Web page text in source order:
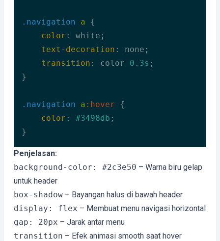
.navigation a {
color : white;
text-decoration : none;
transition : color 0.3s ;
}
.navigation a :hover {
color : #3498db ;
}
Code language:
Penjelasan:
background-color: #2c3e50 – Warna biru gelap
untuk header
box-shadow – Bayangan halus di bawah header
display: flex – Membuat menu navigasi horizontal
gap: 20px – Jarak antar menu
transition – Efek animasi smooth saat hover